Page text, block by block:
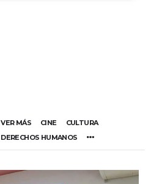
VER MÁS CINE
CULTURA
DERECHOS HUMANOS